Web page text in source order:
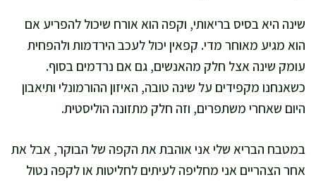
שינה היא בסיס בריאותי, וקפה הוא אורח שיכול להפריע אם
הוא מגיע מאוחר מדי. קפאין יכול לעכב הירדמות ולהפחית
עומק שינה אצל חלק מהאנשים, גם אם נרדמים בסוף.
כשאנחנו מקפידים על שינה טובה, האיזון ההורמונלי ותיאבון
היום שאחרי משתפרים, וזה חלק מתזונה הוליסטית.
במטבח הבריא שלי אני אוהבת את הקפה של הבוקר, אבל את
אחר הצהריים אני מחליפה לעיתים לחליטות או לקפה נטול